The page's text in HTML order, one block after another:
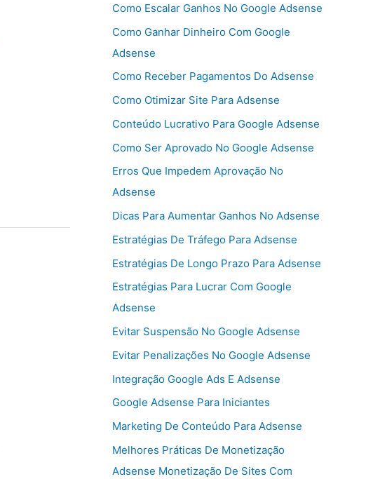
Como Escalar Ganhos No Google Adsense
Como Ganhar Dinheiro Com Google
Adsense
Como Receber Pagamentos Do Adsense
Como Otimizar Site Para Adsense
Conteúdo Lucrativo Para Google Adsense
Como Ser Aprovado No Google Adsense
Erros Que Impedem Aprovação No
Adsense
Dicas Para Aumentar Ganhos No Adsense
Estratégias De Tráfego Para Adsense
Estratégias De Longo Prazo Para Adsense
Estratégias Para Lucrar Com Google
Adsense
Evitar Suspensão No Google Adsense
Evitar Penalizações No Google Adsense
Integração Google Ads E Adsense
Google Adsense Para Iniciantes
Marketing De Conteúdo Para Adsense
Melhores Práticas De Monetização
Adsense Monetização De Sites Com